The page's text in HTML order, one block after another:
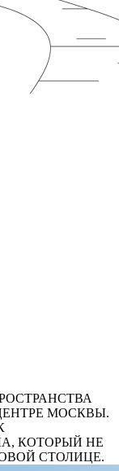
МОСКВЫ.
КОТОРЫЙ НЕ
СТОЛИЦЕ.